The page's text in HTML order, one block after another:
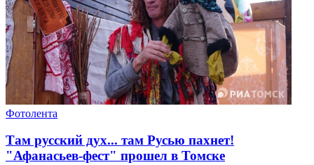
Фотолента
Там русский дух... там Русью пахнет!
"Афанасьев-фест" прошел в Томске